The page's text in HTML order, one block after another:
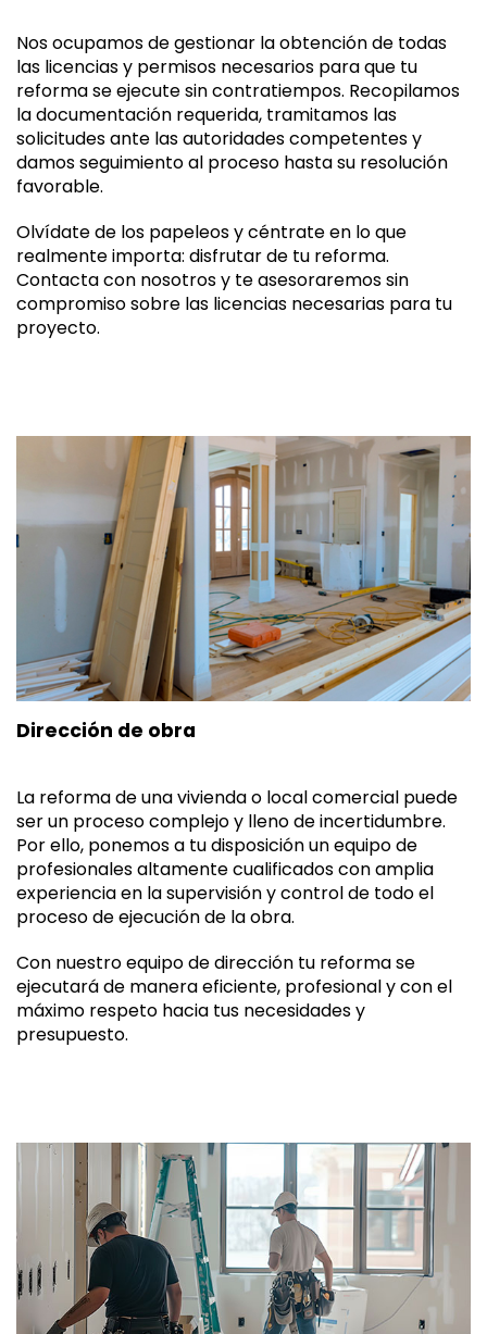
Nos ocupamos de gestionar la obtención de todas
las licencias y permisos necesarios para que tu
reforma se ejecute sin contratiempos. Recopilamos
la documentación requerida, tramitamos las
solicitudes ante las autoridades competentes y
damos seguimiento al proceso hasta su resolución
favorable.
Olvídate de los papeleos y céntrate en lo que
realmente importa: disfrutar de tu reforma.
Contacta con nosotros y te asesoraremos sin
compromiso sobre las licencias necesarias para tu
proyecto.
Dirección de obra
La reforma de una vivienda o local comercial puede
ser un proceso complejo y lleno de incertidumbre.
Por ello, ponemos a tu disposición un equipo de
profesionales altamente cualificados con amplia
experiencia en la supervisión y control de todo el
proceso de ejecución de la obra.
Con nuestro equipo de dirección tu reforma se
ejecutará de manera eficiente, profesional y con el
máximo respeto hacia tus necesidades y
presupuesto.
ANTERIOR